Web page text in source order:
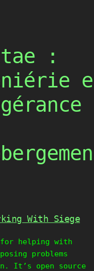
:
With Siege
helping with
problems
It’s open source